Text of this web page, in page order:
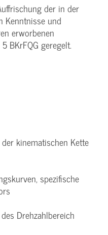
der in der
Kenntnisse und
erworbenen
BKrFQG geregelt.
kinematischen Kette
spezifische
Drehzahlbereich